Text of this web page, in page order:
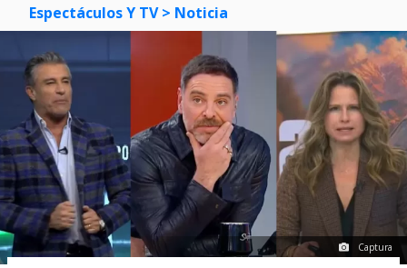
Espectáculos Y TV > Noticia
Captura